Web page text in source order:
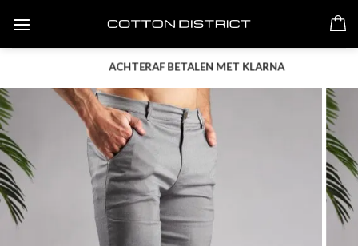
content
ACHTERAF BETALEN MET KLARNA